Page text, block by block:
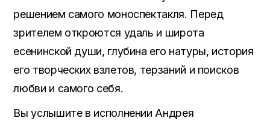
решением самого моноспектакля. Перед
зрителем откроются удаль и широта
есенинской души, глубина его натуры, история
его творческих взлетов, терзаний и поисков
любви и самого себя.
Вы услышите в исполнении Андрея